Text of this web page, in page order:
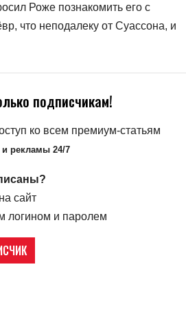
Роже познакомить его с
что неподалеку от Суассона, и
подписчикам!
ко всем премиум-статьям
и рекламы 24/7
сайт
логином и паролем